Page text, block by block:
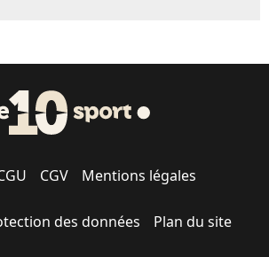
CGV Mentions légales
des données Plan du site